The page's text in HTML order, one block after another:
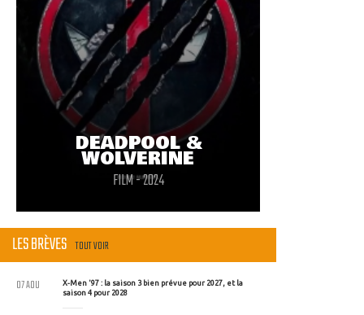
DEADPOOL &
WOLVERINE
FILM - 2024
LES BRÈVES TOUT VOIR
X-Men '97 : la saison 3 bien prévue pour 2027, et la
saison 4 pour 2028
07 AOU